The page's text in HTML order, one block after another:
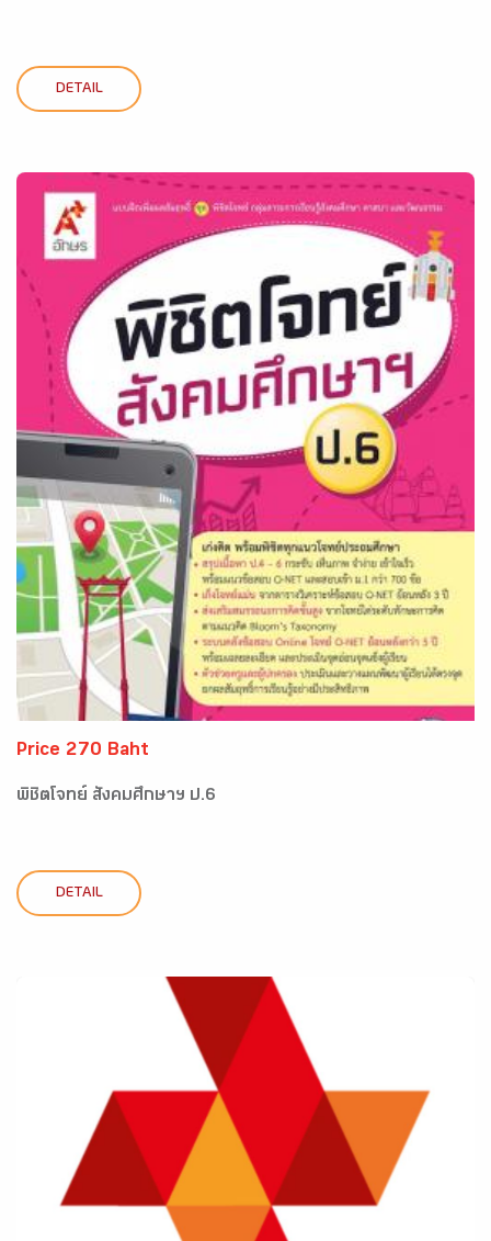
DETAIL
Price 270 Baht
พิชิตโจทย์ สังคมศึกษาฯ ป.6
DETAIL